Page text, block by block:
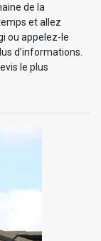
de la
et allez
ou appelez-le
d’informations.
le plus